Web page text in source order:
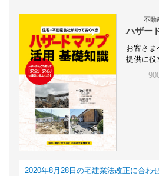
不動
ハザー
お客さ
提供に役
2020年8月28日の宅建業法改正に合わ